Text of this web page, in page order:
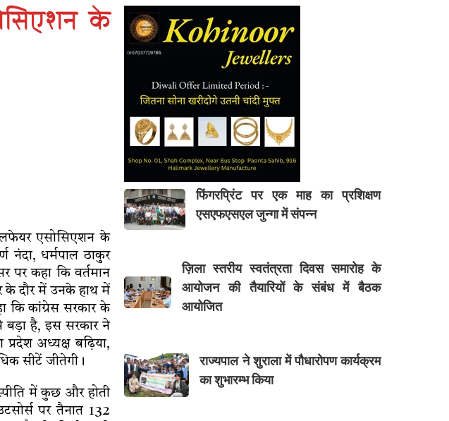
के
एसोसिएशन के
नंदा, धर्मपाल ठाकुर
पर कहा कि वर्तमान
के दौर में उनके हाथ में
कि कांग्रेस सरकार के
बड़ा है, इस सरकार ने
प्रदेश अध्यक्ष बढ़िया,
सीटें जीतेगी।
में कुछ और होती
पर तैनात 132
फिंगरप्रिंट पर एक माह का प्रशिक्षण
एसएफएसएल जुन्गा में संपन्न
ज़िला स्तरीय स्वतंत्रता दिवस समारोह के
आयोजन की तैयारियों के संबंध में बैठक
आयोजित
राज्यपाल ने शुराला में पौधारोपण कार्यक्रम
का शुभारम्भ किया